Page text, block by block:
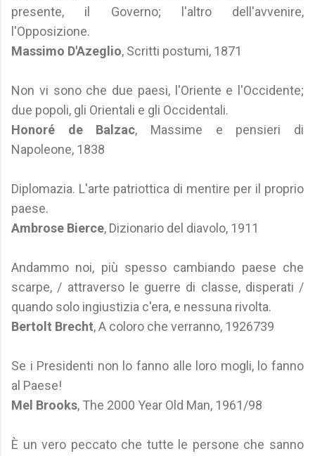
presente, il Governo; l'altro dell'avvenire,
l'Opposizione.
Massimo D'Azeglio, Scritti postumi, 1871
Non vi sono che due paesi, l'Oriente e l'Occidente;
due popoli, gli Orientali e gli Occidentali.
Honoré de Balzac, Massime e pensieri di
Napoleone, 1838
Diplomazia. L'arte patriottica di mentire per il proprio
paese.
Ambrose Bierce, Dizionario del diavolo, 1911
Andammo noi, più spesso cambiando paese che
scarpe, / attraverso le guerre di classe, disperati /
quando solo ingiustizia c'era, e nessuna rivolta.
Bertolt Brecht, A coloro che verranno, 1926739
Se i Presidenti non lo fanno alle loro mogli, lo fanno
al Paese!
Mel Brooks, The 2000 Year Old Man, 1961/98
È un vero peccato che tutte le persone che sanno